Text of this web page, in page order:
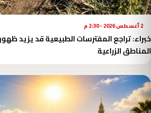
2 أغسطس 2026 - 2:30 م
خبراء: تراجع المفترسات الطبيعية قد يزيد
المناطق الزراعية